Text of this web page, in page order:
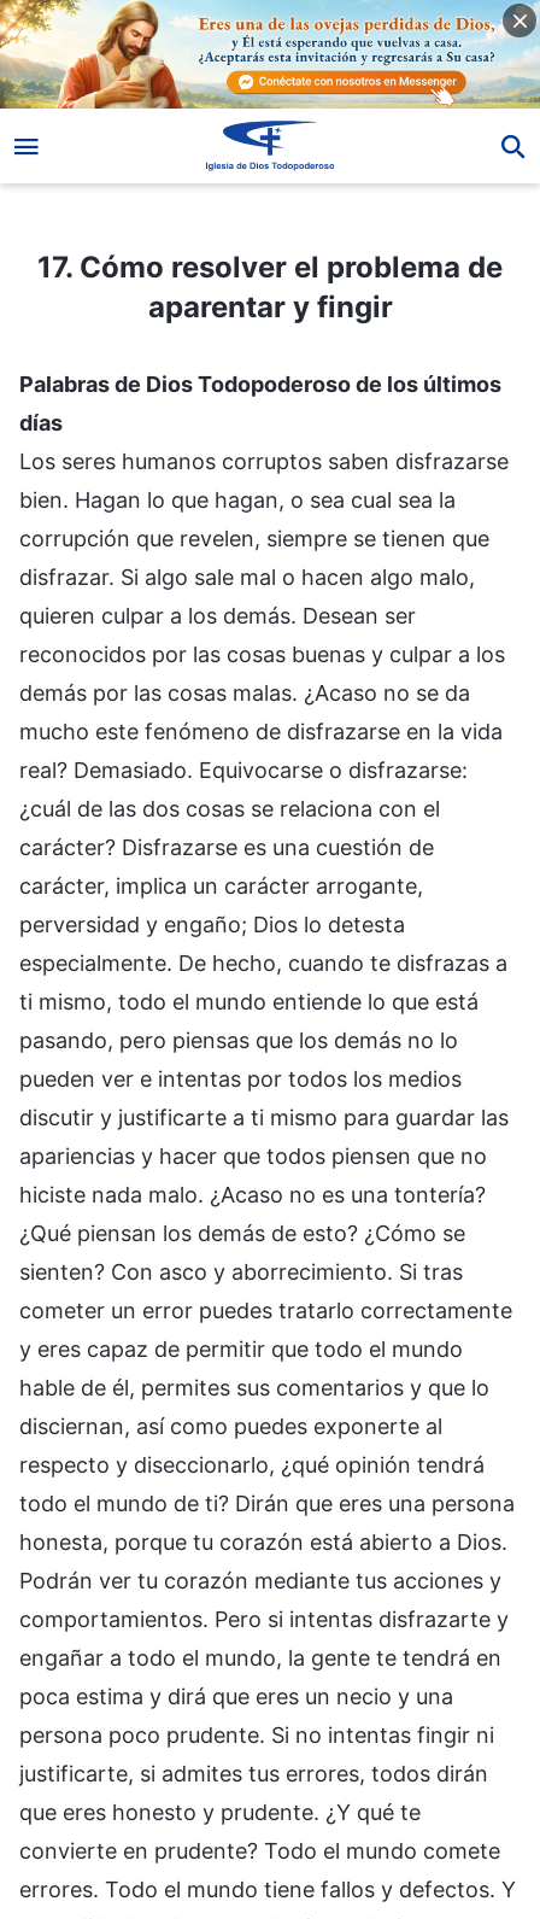
17. Cómo resolver el problema de aparentar y fingir
17. Cómo resolver el problema de
aparentar y fingir
Palabras de Dios Todopoderoso de los últimos
días
Los seres humanos corruptos saben disfrazarse
bien. Hagan lo que hagan, o sea cual sea la
corrupción que revelen, siempre se tienen que
disfrazar. Si algo sale mal o hacen algo malo,
quieren culpar a los demás. Desean ser
reconocidos por las cosas buenas y culpar a los
demás por las cosas malas. ¿Acaso no se da
mucho este fenómeno de disfrazarse en la vida
real? Demasiado. Equivocarse o disfrazarse:
¿cuál de las dos cosas se relaciona con el
carácter? Disfrazarse es una cuestión de
carácter, implica un carácter arrogante,
perversidad y engaño; Dios lo detesta
especialmente. De hecho, cuando te disfrazas a
ti mismo, todo el mundo entiende lo que está
pasando, pero piensas que los demás no lo
pueden ver e intentas por todos los medios
discutir y justificarte a ti mismo para guardar las
apariencias y hacer que todos piensen que no
hiciste nada malo. ¿Acaso no es una tontería?
¿Qué piensan los demás de esto? ¿Cómo se
sienten? Con asco y aborrecimiento. Si tras
cometer un error puedes tratarlo correctamente
y eres capaz de permitir que todo el mundo
hable de él, permites sus comentarios y que lo
disciernan, así como puedes exponerte al
respecto y diseccionarlo, ¿qué opinión tendrá
todo el mundo de ti? Dirán que eres una persona
honesta, porque tu corazón está abierto a Dios.
Podrán ver tu corazón mediante tus acciones y
comportamientos. Pero si intentas disfrazarte y
engañar a todo el mundo, la gente te tendrá en
poca estima y dirá que eres un necio y una
persona poco prudente. Si no intentas fingir ni
justificarte, si admites tus errores, todos dirán
que eres honesto y prudente. ¿Y qué te
convierte en prudente? Todo el mundo comete
errores. Todo el mundo tiene fallos y defectos. Y